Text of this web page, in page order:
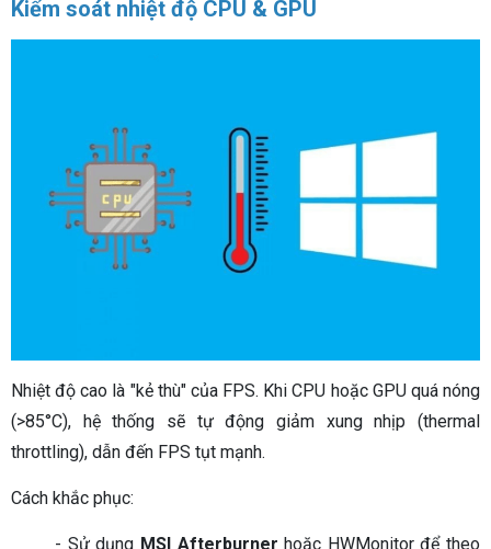
Kiểm soát nhiệt độ CPU & GPU
Nhiệt độ cao là "kẻ thù" của FPS. Khi CPU hoặc GPU quá nóng
(>85°C), hệ thống sẽ tự động giảm xung nhịp (thermal
throttling), dẫn đến FPS tụt mạnh.
Cách khắc phục:
- Sử dụng MSI Afterburner hoặc HWMonitor để theo